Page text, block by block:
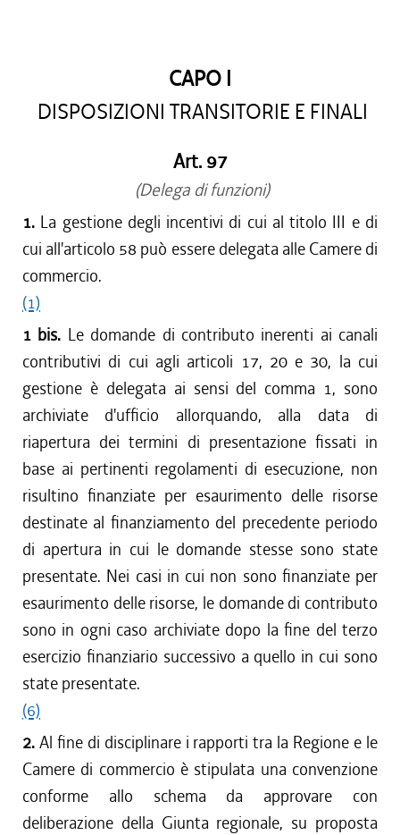
dal 13/08/2016 al 14/12/2016
dal 13/04/2016 al 12/08/2016
dal 13/11/2015 al 31/12/2015
dal 01/10/2015 al 12/11/2015
dal 23/07/2015 al 10/08/2015
dal 26/02/2015 al 22/07/2015
CAPO I
DISPOSIZIONI TRANSITORIE E FINALI
Art. 97
(Delega di funzioni)
1. La gestione degli incentivi di cui al titolo III e di
cui all'articolo 58 può essere delegata alle Camere di
commercio.
(1)
1 bis. Le domande di contributo inerenti ai canali
contributivi di cui agli articoli 17, 20 e 30, la cui
gestione è delegata ai sensi del comma 1, sono
archiviate d'ufficio allorquando, alla data di
riapertura dei termini di presentazione fissati in
base ai pertinenti regolamenti di esecuzione, non
risultino finanziate per esaurimento delle risorse
destinate al finanziamento del precedente periodo
di apertura in cui le domande stesse sono state
presentate. Nei casi in cui non sono finanziate per
esaurimento delle risorse, le domande di contributo
sono in ogni caso archiviate dopo la fine del terzo
esercizio finanziario successivo a quello in cui sono
state presentate.
(6)
2. Al fine di disciplinare i rapporti tra la Regione e le
Camere di commercio è stipulata una convenzione
conforme allo schema da approvare con
deliberazione della Giunta regionale, su proposta